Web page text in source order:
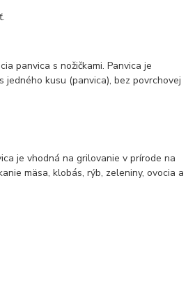
panvica s nožičkami. Panvica je
jedného kusu (panvica), bez povrchovej
je vhodná na grilovanie v prírode na
mäsa, klobás, rýb, zeleniny, ovocia a